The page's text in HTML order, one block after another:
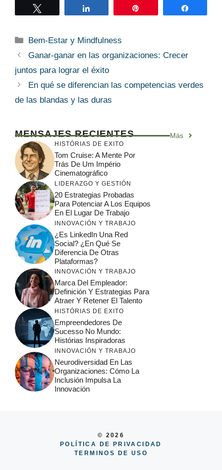
Categorías
Bem-Estar y Mindfulness
Ganar-ganar en las organizaciones: Crecer
juntos para lograr el éxito
En qué se diferencian las competencias verdes
de las blandas y las duras
MENSAJES RECIENTES Más
HISTÓRIAS DE EXITO
Tom Cruise: A Mente Por
Trás De Um Império
Cinematográfico
LIDERAZGO Y GESTIÓN
20 Estrategias Probadas
Para Potenciar A Los Equipos
En El Lugar De Trabajo
INNOVACIÓN Y TRABAJO
¿Es LinkedIn Una Red
Social? ¿En Qué Se
Diferencia De Otras
Plataformas?
INNOVACIÓN Y TRABAJO
Marca Del Empleador:
Definición Y Estrategias Para
Atraer Y Retener El Talento
HISTÓRIAS DE EXITO
Empreendedores De
Sucesso No Mundo:
Histórias Inspiradoras
INNOVACIÓN Y TRABAJO
Neurodiversidad En Las
Organizaciones: Cómo La
Inclusión Impulsa La
Innovación
© 2026
POLÍTICA DE PRIVACIDAD
TERMINOS DE USO